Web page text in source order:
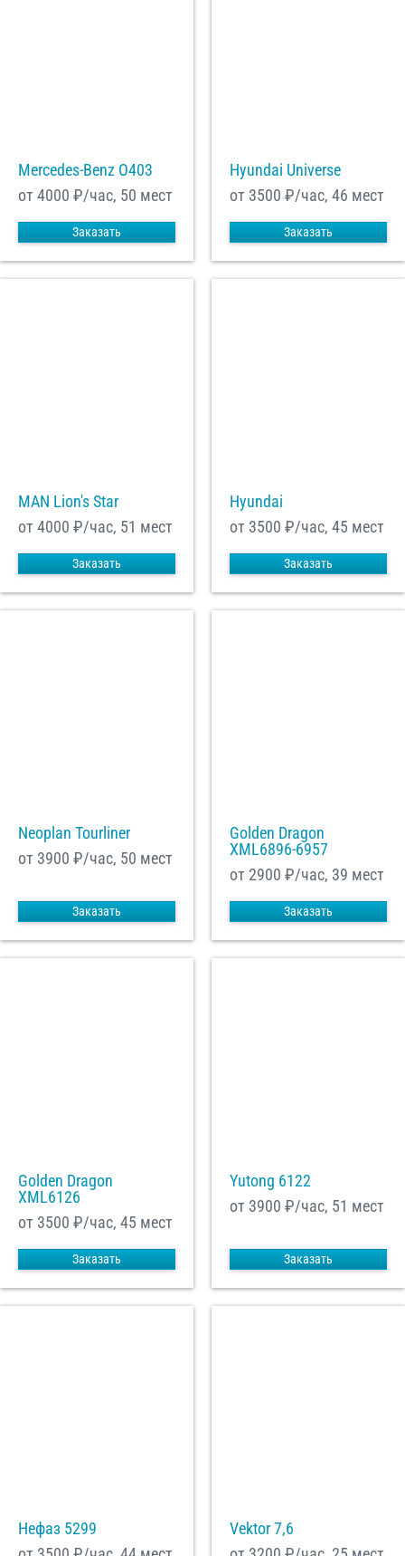
Mercedes-Benz О403
от 4000 ₽/час, 50 мест
Заказать
Hyundai Universe
от 3500 ₽/час, 46 мест
Заказать
MAN Lion's Star
от 4000 ₽/час, 51 мест
Заказать
Hyundai
от 3500 ₽/час, 45 мест
Заказать
Neoplan Tourliner
от 3900 ₽/час, 50 мест
Заказать
Golden Dragon
XML6896-6957
от 2900 ₽/час, 39 мест
Заказать
Golden Dragon
XML6126
от 3500 ₽/час, 45 мест
Заказать
Yutong 6122
от 3900 ₽/час, 51 мест
Заказать
Нефаз 5299
Vektor 7,6